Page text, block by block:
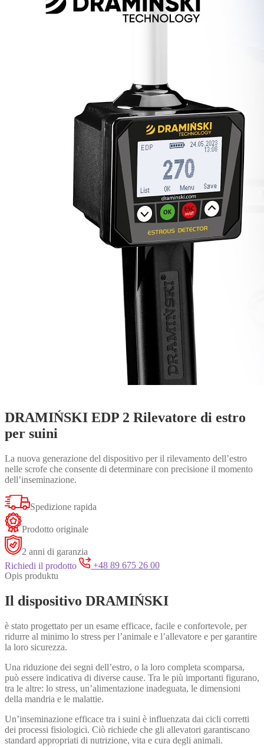
DRAMIŃSKI EDP 2 Rilevatore di estro
per suini
La nuova generazione del dispositivo per il rilevamento dell’estro
nelle scrofe che consente di determinare con precisione il momento
dell’inseminazione.
Spedizione rapida
Prodotto originale
2 anni di garanzia
Richiedi il prodotto
+48 89 675 26 00
Opis produktu
Il dispositivo DRAMIŃSKI
è stato progettato per un esame efficace, facile e confortevole, per
ridurre al minimo lo stress per l’animale e l’allevatore e per garantire
la loro sicurezza.
Una riduzione dei segni dell’estro, o la loro completa scomparsa,
può essere indicativa di diverse cause. Tra le più importanti figurano,
tra le altre: lo stress, un’alimentazione inadeguata, le dimensioni
della mandria e le malattie.
Un’inseminazione efficace tra i suini è influenzata dai cicli corretti
dei processi fisiologici. Ciò richiede che gli allevatori garantiscano
standard appropriati di nutrizione, vita e cura degli animali.